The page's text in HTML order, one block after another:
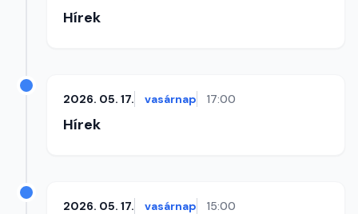
Hírek
2026. 05. 17. vasárnap 17:00
Hírek
2026. 05. 17. vasárnap 15:00